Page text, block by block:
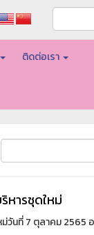
ติดต่อเรา
หารชุดใหม่
นที่ 7 ตุลาคม 2565